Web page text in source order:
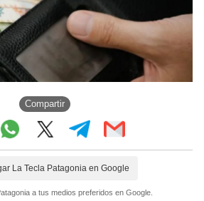
Compartir
La Tecla Patagonia en Google
a tus medios preferidos en Google.